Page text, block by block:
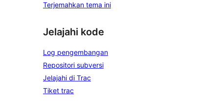
Terjemahkan tema ini
Jelajahi kode
Log pengembangan
Repositori subversi
Jelajahi di Trac
Tiket trac